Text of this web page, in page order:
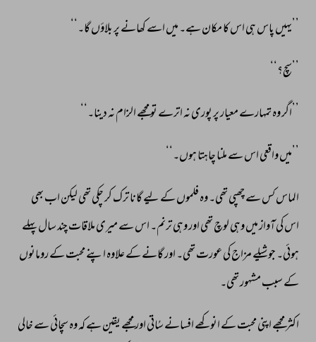
’’یہیں پاس ہی اس کا مکان ہے۔ میں اسے کھانے پر بلاؤں گا۔‘‘
’’سچ؟‘‘
’’اگر وہ تمہارے معیار پر پوری نہ اترے تو مجھے الزام نہ دینا۔‘‘
’’میں واقعی اس سے ملنا چاہتا ہوں۔‘‘
الماس کس سے چھپی تھی۔ وہ فلموں کے لیے گانا ترک کر چکی تھی لیکن اب بھی
اس کی آواز میں وہی لوچ تھی اور وہی ترنم۔ اس سے میری ملاقات چند سال پہلے
ہوئی۔ جو شیلے مزاج کی عورت تھی۔ اور گانے کے علاوہ اپنے محبت کے رومانوں
کے سبب مشہور تھی۔
اکثر مجھے اپنی محبت کے انوکھے افسانے سُاتی اور مجھے یقین ہے کہ وہ سچائی سے خالی